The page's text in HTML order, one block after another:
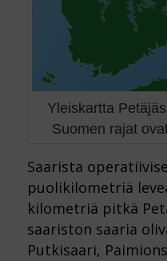
Yleiskartta
Suomen rajat
Saarista
puolikilometriä
kilometriä pitkä
saariston saaria
Putkisaari,